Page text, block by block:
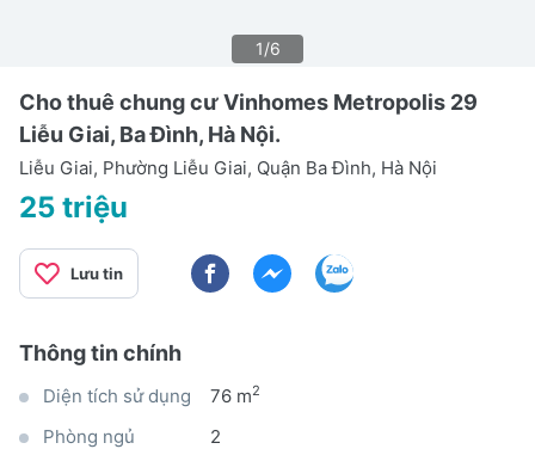
1/6
Cho thuê chung cư Vinhomes Metropolis 29
Liễu Giai, Ba Đình, Hà Nội.
Liễu Giai, Phường Liễu Giai, Quận Ba Đình, Hà Nội
25 triệu
Lưu tin
Thông tin chính
Diện tích sử dụng 76 m2
Phòng ngủ
2